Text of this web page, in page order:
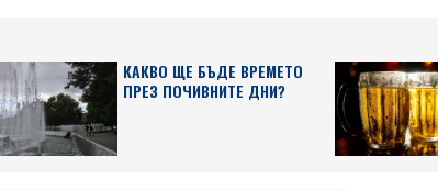
КАКВО ЩЕ БЪДЕ ВРЕМЕТО
ПРЕЗ ПОЧИВНИТЕ ДНИ?